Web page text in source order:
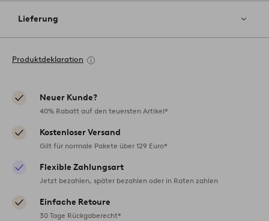
Lieferung
Produktdeklaration
Neuer Kunde?
40% Rabatt auf den teuersten Artikel*
Kostenloser Versand
Gilt für normale Pakete über 129 Euro*
Flexible Zahlungsart
Jetzt bezahlen, später bezahlen oder in Raten zahlen
Einfache Retoure
30 Tage Rückgaberecht*